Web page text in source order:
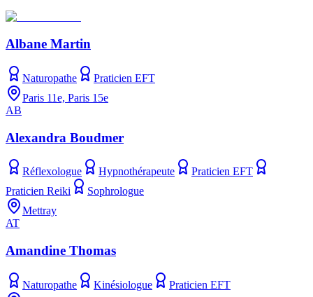
Albane Martin
Naturopathe
Praticien EFT
Paris 11e, Paris 15e
AB
Alexandra Boudmer
Réflexologue Hypnothérapeute
Praticien EFT
Praticien Reiki
Sophrologue
Mettray
AT
Amandine Thomas
Naturopathe Kinésiologue
Praticien EFT